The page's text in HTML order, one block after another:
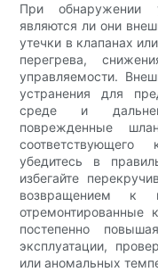
При обнаружении
являются ли они
утечки в клапанах
перегрева,
управляемости.
устранения для
среде и
поврежденные
убедитесь в
избегайте
возвращением к
отремонтированные
постепенно
эксплуатации,
или аномальных